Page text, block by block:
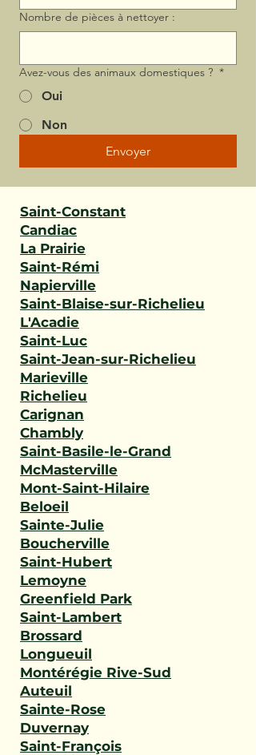
Nombre de pièces à nettoyer :
Avez-vous des animaux domestiques ? *
Oui
Non
Envoyer
Saint-Constant
Candiac
La Prairie
Saint-Rémi
Napierville
Saint-Blaise-sur-Richelieu
L'Acadie
Saint-Luc
Saint-Jean-sur-Richelieu
Marieville
Richelieu
Carignan
Chambly
Saint-Basile-le-Grand
McMasterville
Mont-Saint-Hilaire
Beloeil
Sainte-Julie
Boucherville
Saint-Hubert
Lemoyne
Greenfield Park
Saint-Lambert
Brossard
Longueuil
Montérégie Rive-Sud
Auteuil
Sainte-Rose
Duvernay
Saint-François